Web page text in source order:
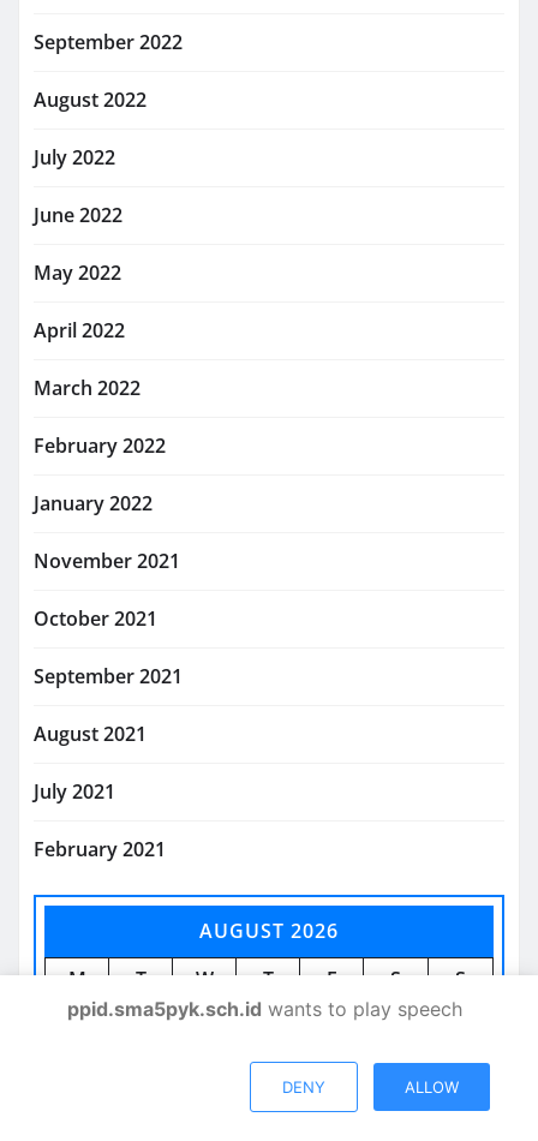
September 2022
August 2022
July 2022
June 2022
May 2022
April 2022
March 2022
February 2022
January 2022
November 2021
October 2021
September 2021
August 2021
July 2021
February 2021
AUGUST 2026
M
T W T F S
S
1
2
6 7 8
9
13 14 15
16
ppid.sma5pyk.sch.id wants to play speech
DENY ALLOW